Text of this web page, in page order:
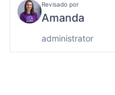
Revisado por
Amanda
administrator